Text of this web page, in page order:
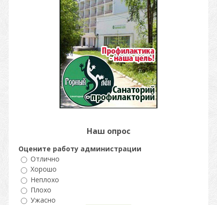
Наш опрос
Оцените работу администрации
Отлично
Хорошо
Неплохо
Плохо
Ужасно